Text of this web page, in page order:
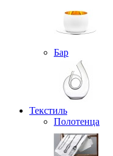
Бар
Текстиль
Полотенца